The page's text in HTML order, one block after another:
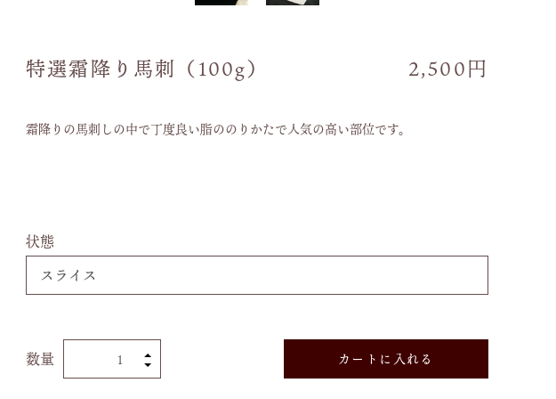
特選霜降り馬刺（100g） 2,500円
霜降りの馬刺しの中で丁度良い脂ののりかたで人気の高い部位です。
状態
数量 カートに入れる